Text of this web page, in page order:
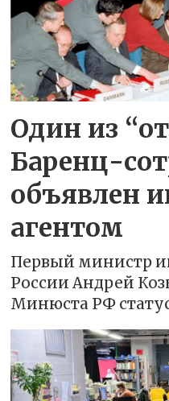
Один из
Баренц-
объявлен
агентом
Первый министр
России Андрей
Минюста РФ